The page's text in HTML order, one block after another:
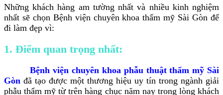
Những khách hàng am tường nhất và nhiều kinh nghiệm
nhất sẽ chọn Bệnh viện chuyên khoa thẩm mỹ Sài Gòn để
đi làm đẹp vì:
1. Điểm quan trọng nhất:
Bệnh viện chuyên khoa phẫu thuật thẩm mỹ Sài
Gòn đã tạo được một thương hiệu uy tín trong ngành giải
phẫu thẩm mỹ từ trên hàng chục năm nay trong lòng khách